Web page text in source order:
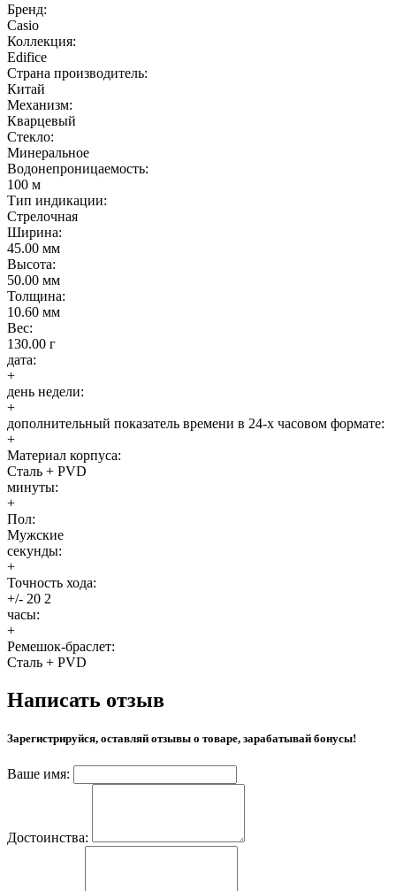
Бренд:
Casio
Коллекция:
Edifice
Страна производитель:
Китай
Механизм:
Кварцевый
Стекло:
Минеральное
Водонепроницаемость:
100 м
Тип индикации:
Стрелочная
Ширина:
45.00 мм
Высота:
50.00 мм
Толщина:
10.60 мм
Вес:
130.00 г
дата:
+
день недели:
+
дополнительный показатель времени в 24-х часовом формате:
+
Материал корпуса:
Сталь + PVD
минуты:
+
Пол:
Мужские
секунды:
+
Точность хода:
+/- 20 2
часы:
+
Ремешок-браслет:
Сталь + PVD
Написать отзыв
Зарегистрируйся, оставляй отзывы о товаре, зарабатывай бонусы!
Ваше имя:
Достоинства: